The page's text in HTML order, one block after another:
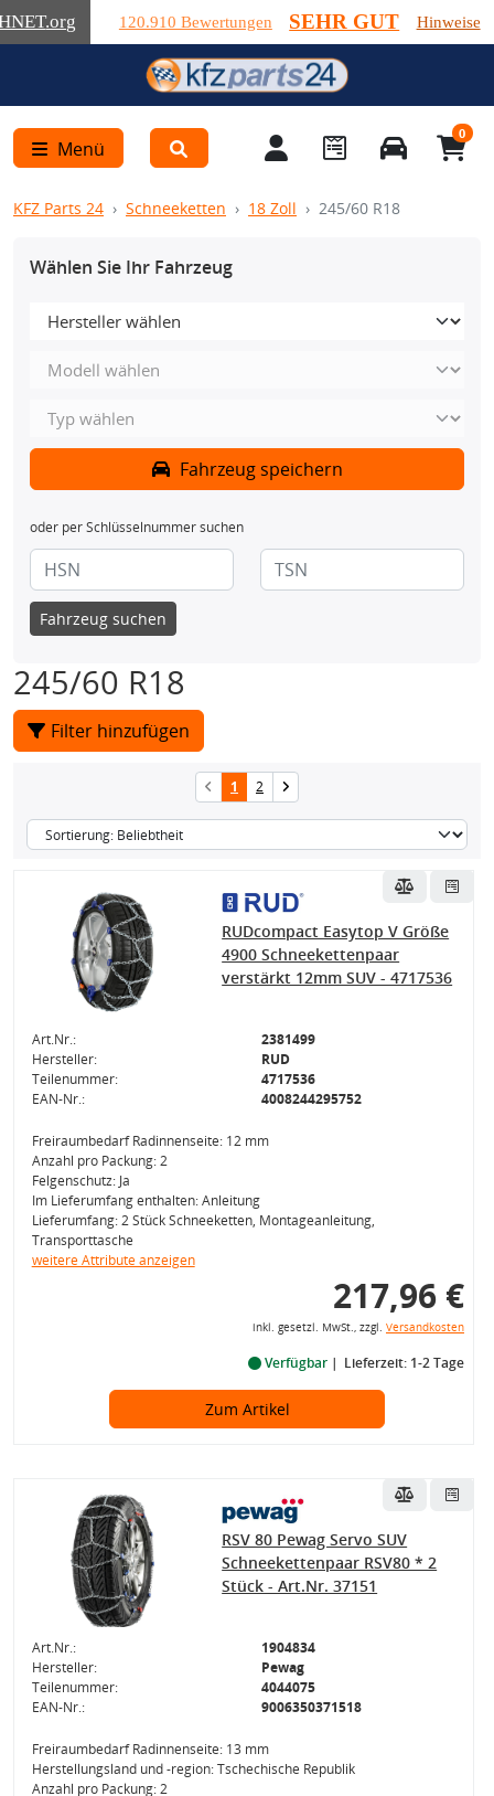
.org 120.910 Bewertungen SEHR GUT Hinweise
Menü
0
KFZ Parts 24 Schneeketten 18 Zoll 245/60 R18
Wählen Sie Ihr Fahrzeug
Fahrzeug speichern
oder per Schlüsselnummer suchen
Fahrzeug suchen
245/60 R18
Filter hinzufügen
1 2
RUDcompact Easytop V Größe
4900 Schneekettenpaar
verstärkt 12mm SUV - 4717536
Art.Nr.:
2381499
Hersteller:
RUD
Teilenummer:
4717536
EAN-Nr.:
4008244295752
Freiraumbedarf Radinnenseite: 12 mm
Anzahl pro Packung: 2
Felgenschutz: Ja
Im Lieferumfang enthalten: Anleitung
Lieferumfang: 2 Stück Schneeketten, Montageanleitung,
Transporttasche
weitere Attribute anzeigen
217,96 €
inkl. gesetzl. MwSt., zzgl. Versandkosten
Verfügbar Lieferzeit: 1-2 Tage
Zum Artikel
RSV 80 Pewag Servo SUV
Schneekettenpaar RSV80 * 2
Stück - Art.Nr. 37151
Art.Nr.:
1904834
Hersteller:
Pewag
Teilenummer:
4044075
EAN-Nr.:
9006350371518
Freiraumbedarf Radinnenseite: 13 mm
Herstellungsland und -region: Tschechische Republik
Anzahl pro Packung: 2